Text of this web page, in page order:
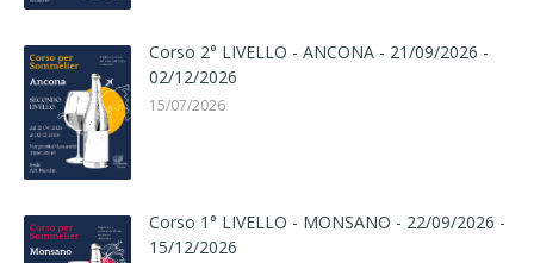
Corso 2° LIVELLO - ANCONA - 21/09/2026 -
02/12/2026
15/07/2026
Corso 1° LIVELLO - MONSANO - 22/09/2026 -
15/12/2026